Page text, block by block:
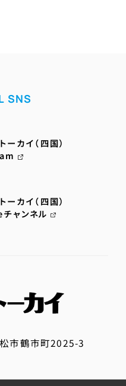
SNS
カイ（四国）
カイ（四国）
ャンネル
市鶴市町2025-3